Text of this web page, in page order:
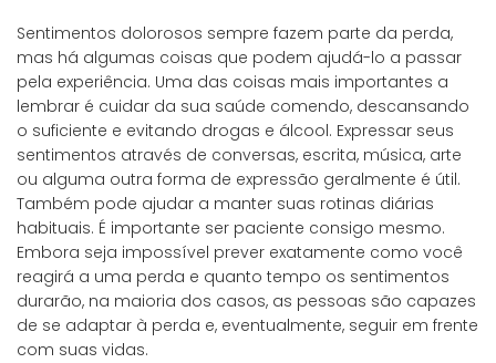
Sentimentos dolorosos sempre fazem parte da perda,
mas há algumas coisas que podem ajudá-lo a passar
pela experiência. Uma das coisas mais importantes a
lembrar é cuidar da sua saúde comendo, descansando
o suficiente e evitando drogas e álcool. Expressar seus
sentimentos através de conversas, escrita, música, arte
ou alguma outra forma de expressão geralmente é útil.
Também pode ajudar a manter suas rotinas diárias
habituais. É importante ser paciente consigo mesmo.
Embora seja impossível prever exatamente como você
reagirá a uma perda e quanto tempo os sentimentos
durarão, na maioria dos casos, as pessoas são capazes
de se adaptar à perda e, eventualmente, seguir em frente
com suas vidas.